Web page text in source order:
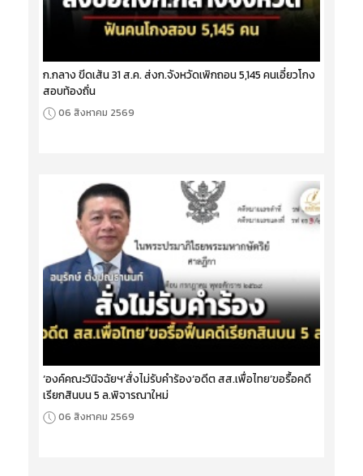
ก.กลาง ขีดเส้น 31 ส.ค. ส่งก.จังหวัดเพิกถอน 5,145 คนเอี่ยวโกง
สอบท้องถิ่น
06 สิงหาคม 2569
‘องค์คณะวินิจฉัยฯ’สั่งไม่รับคำร้อง‘อดีต สส.เพื่อไทย’ขอรื้อคดี
เรียกสินบน 5 ล.พิจารณาใหม่
06 สิงหาคม 2569